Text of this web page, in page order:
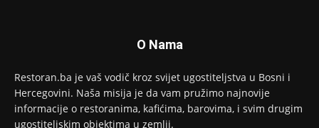
O Nama
Restoran.ba je vaš vodič kroz svijet ugostiteljstva u Bosni i
Hercegovini. Naša misija je da vam pružimo najnovije
informacije o restoranima, kafićima, barovima, i svim drugim
ugostiteljskim objektima u zemlji.